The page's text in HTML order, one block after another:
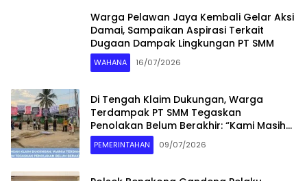
Warga Pelawan Jaya Kembali Gelar Aksi
Damai, Sampaikan Aspirasi Terkait
Dugaan Dampak Lingkungan PT SMM
WAHANA 16/07/2026
Di Tengah Klaim Dukungan, Warga
Terdampak PT SMM Tegaskan
Penolakan Belum Berakhir: “Kami Masih
Merasakan Dampaknya”
PEMERINTAHAN 09/07/2026